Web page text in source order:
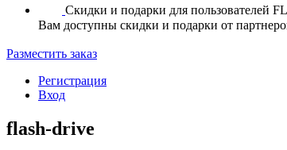
Скидки и подарки для пользователей
Вам доступны скидки и подарки от
Разместить заказ
Регистрация
Вход
flash-drive